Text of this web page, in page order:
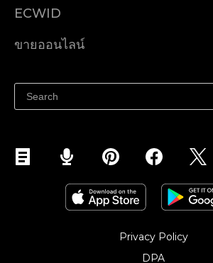
ECWID
ราคา
ขายออนไลน์
ขายบนเฟสบุ๊ค
Privacy Policy
DPA